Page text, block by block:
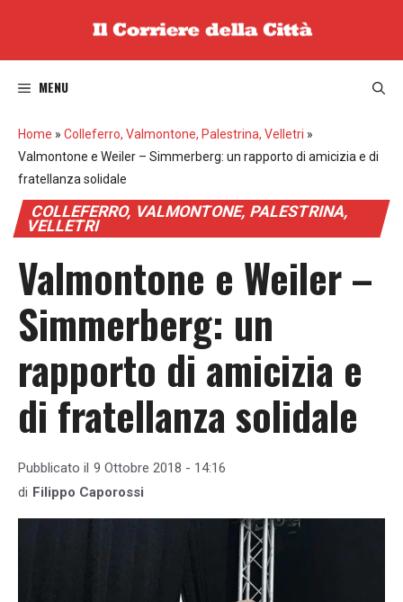
MENU
Home » Colleferro, Valmontone, Palestrina, Velletri »
Valmontone e Weiler – Simmerberg: un rapporto di amicizia e di
fratellanza solidale
COLLEFERRO, VALMONTONE, PALESTRINA,
VELLETRI
Valmontone e Weiler –
Simmerberg: un
rapporto di amicizia e
di fratellanza solidale
Pubblicato il 9 Ottobre 2018 - 14:16
di Filippo Caporossi